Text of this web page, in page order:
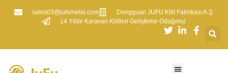
sales03@jufumetal.com
​Dongguan JUFU Kilit Fabrikası A.Ş.
​14 Yıldır Karavan Kilitleri Geliştirme Odağımız